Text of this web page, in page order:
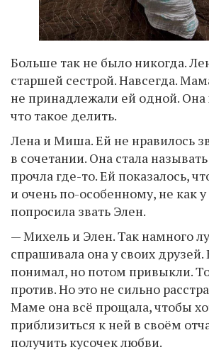
Больше так не было никогда.
старшей сестрой. Навсегда.
не принадлежали ей одной. Она
что такое делить.
Лена и Миша. Ей не нравилось
в сочетании. Она стала
прочла где-то. Ей показалось,
и очень по-особенному, не как у
попросила звать Элен.
— Михель и Элен. Так намного
спрашивала она у своих друзей.
понимал, но потом привыкли.
против. Но это не сильно
Маме она всё прощала, чтобы
приблизиться к ней в своём
получить кусочек любви.